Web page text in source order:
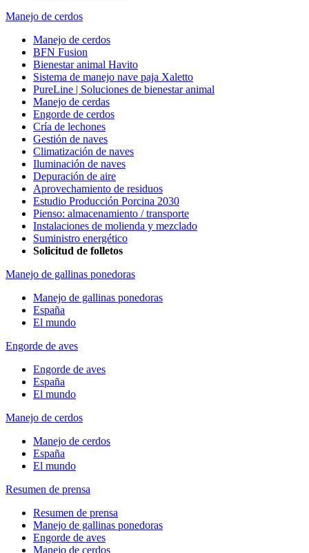
Manejo de cerdos
Manejo de cerdos
BFN Fusion
Bienestar animal Havito
Sistema de manejo nave paja Xaletto
PureLine | Soluciones de bienestar animal
Manejo de cerdas
Engorde de cerdos
Cría de lechones
Gestión de naves
Climatización de naves
Iluminación de naves
Depuración de aire
Aprovechamiento de residuos
Estudio Producción Porcina 2030
Pienso: almacenamiento / transporte
Instalaciones de molienda y mezclado
Suministro energético
Solicitud de folletos
Manejo de gallinas ponedoras
Manejo de gallinas ponedoras
España
El mundo
Engorde de aves
Engorde de aves
España
El mundo
Manejo de cerdos
Manejo de cerdos
España
El mundo
Resumen de prensa
Resumen de prensa
Manejo de gallinas ponedoras
Engorde de aves
Manejo de cerdos